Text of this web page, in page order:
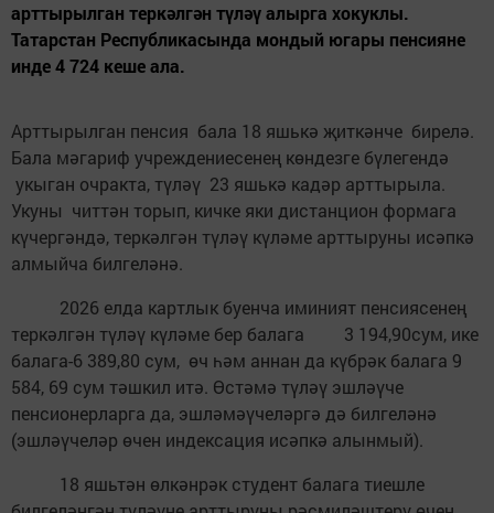
арттырылган теркәлгән түләү алырга хокуклы.
Татарстан Республикасында мондый югары пенсияне
инде 4 724 кеше ала.
Арттырылган пенсия бала 18 яшькә җиткәнче бирелә.
Бала мәгариф учреждениесенең көндезге бүлегендә
укыган очракта, түләү 23 яшькә кадәр арттырыла.
Укуны читтән торып, кичке яки дистанцион формага
күчергәндә, теркәлгән түләү күләме арттыруны исәпкә
алмыйча билгеләнә.
2026 елда картлык буенча иминият пенсиясенең
теркәлгән түләү күләме бер балага 3 194,90сум, ике
балага-6 389,80 сум, өч һәм аннан да күбрәк балага 9
584, 69 сум тәшкил итә. Өстәмә түләү эшләүче
пенсионерларга да, эшләмәүчеләргә дә билгеләнә
(эшләүчеләр өчен индексация исәпкә алынмый).
18 яшьтән өлкәнрәк студент балага тиешле